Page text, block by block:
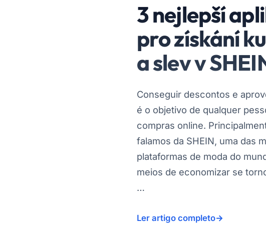
3 nejlepší
pro získání
a slev v
Conseguir descontos e
é o objetivo de qualquer
compras online.
falamos da SHEIN, uma das
plataformas de moda do
meios de economizar se
…
Ler artigo completo→